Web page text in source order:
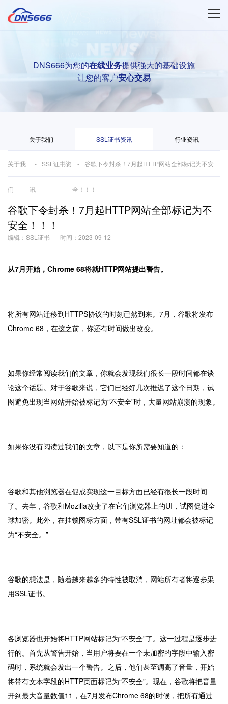
DNS666为您的在线业务提供强大的基础设施
让您的客户安心交易
关于我们 SSL证书资讯 行业资讯
关于我
们
SSL证书资
讯
谷歌下令封杀！7月起HTTP网站全部标记为不安
全！！！
谷歌下令封杀！7月起HTTP网站全部标记为不
安全！！！
编辑：SSL证书 时间：2023-09-12
从7月开始，Chrome 68将就HTTP网站提出警告。
将所有网站迁移到HTTPS协议的时刻已然到来。7月，谷歌将发布
Chrome 68，在这之前，你还有时间做出改变。
如果你经常阅读我们的文章，你就会发现我们很长一段时间都在谈
论这个话题。对于谷歌来说，它们已经好几次推迟了这个日期，试
图避免出现当网站开始被标记为“不安全”时，大量网站崩溃的现象。
如果你没有阅读过我们的文章，以下是你所需要知道的：
谷歌和其他浏览器在促成实现这一目标方面已经有很长一段时间
了。去年，谷歌和Mozilla改变了在它们浏览器上的UI，试图促进全
球加密。此外，在挂锁图标方面，带有SSL证书的网址都会被标记
为“不安全。”
谷歌的想法是，随着越来越多的特性被取消，网站所有者将逐步采
用SSL证书。
各浏览器也开始将HTTP网站标记为“不安全”了。这一过程是逐步进
行的。首先从警告开始，当用户将要在一个未加密的字段中输入密
码时，系统就会发出一个警告。之后，他们甚至调高了音量，开始
将带有文本字段的HTTP页面标记为“不安全”。现在，谷歌将把音量
开到最大音量数值11，在7月发布Chrome 68的时候，把所有通过